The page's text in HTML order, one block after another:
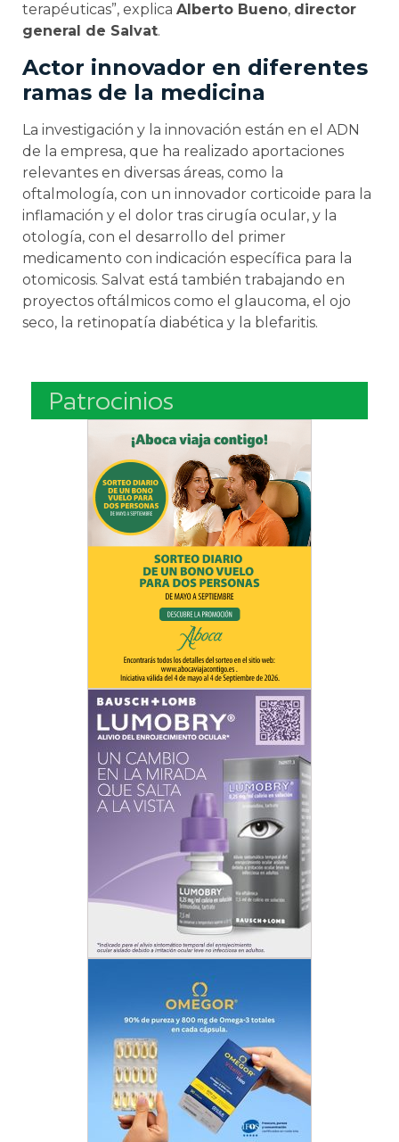
terapéuticas”, explica Alberto Bueno, director
general de Salvat.
Actor innovador en diferentes
ramas de la medicina
La investigación y la innovación están en el ADN
de la empresa, que ha realizado aportaciones
relevantes en diversas áreas, como la
oftalmología, con un innovador corticoide para la
inflamación y el dolor tras cirugía ocular, y la
otología, con el desarrollo del primer
medicamento con indicación específica para la
otomicosis. Salvat está también trabajando en
proyectos oftálmicos como el glaucoma, el ojo
seco, la retinopatía diabética y la blefaritis.
Patrocinios